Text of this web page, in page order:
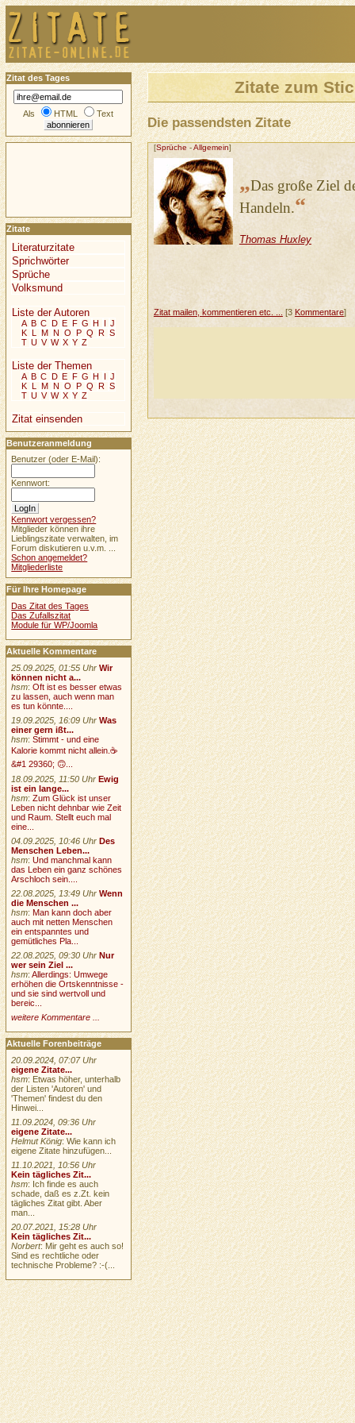
Zitate zum
Die passendsten Zitate
[Sprüche -Allgemein]
„Das große Ziel
Handeln.“
Thomas Huxley
Zitat mailen, kommentieren etc. ... [3 Kommentare]
Zitat des Tages
Als HTML Text
Zitate
Literaturzitate
Sprichwörter
Sprüche
Volksmund
Liste der Autoren
A B C D E F G H I J
K L M N O P Q R S
T U V W X Y Z
Liste der Themen
A B C D E F G H I J
K L M N O P Q R S
T U V W X Y Z
Zitat einsenden
Benutzeranmeldung
Benutzer (oder E-Mail):
Kennwort:
Kennwort vergessen?
Mitglieder können ihre
Lieblingszitate verwalten, im
Forum diskutieren u.v.m. ...
Schon angemeldet?
Mitgliederliste
Für Ihre Homepage
Das Zitat des Tages
Das Zufallszitat
Module für WP/Joomla
Aktuelle Kommentare
25.09.2025, 01:55 Uhr Wir
können nicht a...
hsm:Oft ist es besser etwas
zu lassen, auch wenn man
es tun könnte....
19.09.2025, 16:09 Uhr Was
einer gern ißt...
hsm:Stimmt - und eine
Kalorie kommt nicht allein.☕
&#1 29360; 🙃...
18.09.2025, 11:50 Uhr Ewig
ist ein lange...
hsm:Zum Glück ist unser
Leben nicht dehnbar wie Zeit
und Raum. Stellt euch mal
eine...
04.09.2025, 10:46 Uhr Des
Menschen Leben...
hsm:Und manchmal kann
das Leben ein ganz schönes
Arschloch sein....
22.08.2025, 13:49 Uhr Wenn
die Menschen ...
hsm:Man kann doch aber
auch mit netten Menschen
ein entspanntes und
gemütliches Pla...
22.08.2025, 09:30 Uhr Nur
wer sein Ziel ...
hsm:Allerdings: Umwege
erhöhen die Ortskenntnisse -
und sie sind wertvoll und
bereic...
weitere Kommentare ...
Aktuelle Forenbeiträge
20.09.2024, 07:07 Uhr
eigene Zitate...
hsm: Etwas höher, unterhalb
der Listen 'Autoren' und
'Themen' findest du den
Hinwei...
11.09.2024, 09:36 Uhr
eigene Zitate...
Helmut König: Wie kann ich
eigene Zitate hinzufügen...
11.10.2021, 10:56 Uhr
Kein tägliches Zit...
hsm: Ich finde es auch
schade, daß es z.Zt. kein
tägliches Zitat gibt. Aber
man...
20.07.2021, 15:28 Uhr
Kein tägliches Zit...
Norbert: Mir geht es auch so!
Sind es rechtliche oder
technische Probleme? :-(...